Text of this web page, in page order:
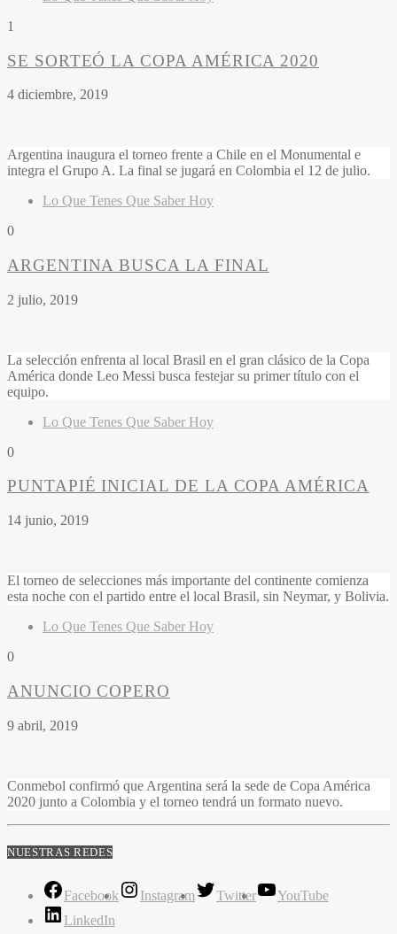
1
SE SORTEÓ LA COPA AMÉRICA 2020
4 diciembre, 2019
Argentina inaugura el torneo frente a Chile en el Monumental e
integra el Grupo A. La final se jugará en Colombia el 12 de julio.
Lo Que Tenes Que Saber Hoy
0
ARGENTINA BUSCA LA FINAL
2 julio, 2019
La selección enfrenta al local Brasil en el gran clásico de la Copa
América donde Leo Messi busca festejar su primer título con el
equipo.
Lo Que Tenes Que Saber Hoy
0
PUNTAPIÉ INICIAL DE LA COPA AMÉRICA
14 junio, 2019
El torneo de selecciones más importante del continente comienza
esta noche con el partido entre el local Brasil, sin Neymar, y Bolivia.
Lo Que Tenes Que Saber Hoy
0
ANUNCIO COPERO
9 abril, 2019
Conmebol confirmó que Argentina será la sede de Copa América
2020 junto a Colombia y el torneo tendrá un formato nuevo.
NUESTRAS REDES
Facebook Instagram Twitter
YouTube
LinkedIn